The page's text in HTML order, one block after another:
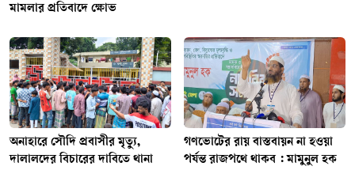
মামলার প্রতিবাদে ক্ষোভ
অনাহারে সৌদি প্রবাসীর মৃত্যু,
দালালদের বিচারের দাবিতে থানা
গণভোটের রায় বাস্তবায়ন না হওয়া
পর্যন্ত রাজপথে থাকব : মামুনুল হক